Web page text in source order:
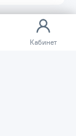
Кабинет